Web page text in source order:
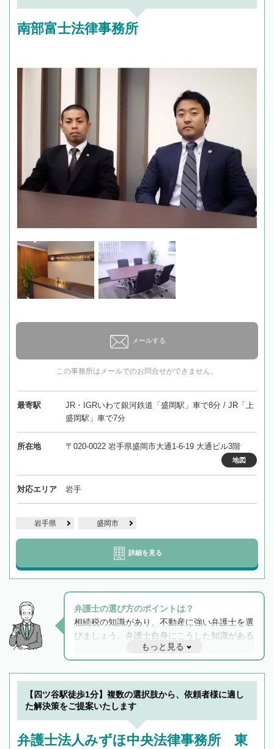
南部富士法律事務所
メールする
この事務所はメールでのお問合せができません。
最寄駅
JR・IGRいわて銀河鉄道「盛岡駅」車で8分 / JR「上
盛岡駅」車で7分
所在地 〒020-0022 岩手県盛岡市大通1-6-19 大通ビル3階
地図
対応エリア 岩手
岩手県 盛岡市
詳細を見る
弁護士の選び方のポイントは？
相続税の知識があり、不動産に強い弁護士を選
びましょう。弁護士自身にこうした知識がある
と他士業との連携もスムーズに進み、トラブル
解決のみならず相続をトータルで任せることが
できます。また、相続は感情がからむ分野なの
でフィーリングも重要です。実際に電話や面談
で複数の弁護士と会話をしてウマが合う方に依
もっと見る
【四ツ谷駅徒歩1分】複数の選択肢から、依頼者様に適し
た解決策をご提案いたします
弁護士法人みずほ中央法律事務所 東